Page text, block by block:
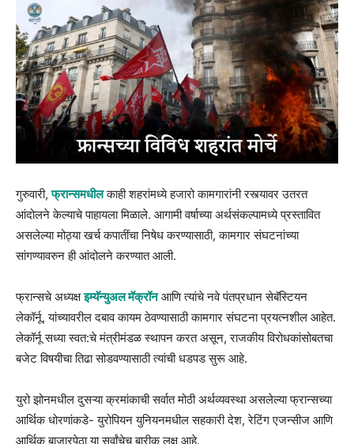
गुरुवारी,फ्रान्समधीलकाही शहरांमध्ये हजारो कामगारांनी रस्त्यावर उतरत
आंदोलने केल्याचे पाहायला मिळाले. आगामी वर्षाच्या अर्थसंकल्पामध्ये प्रस्तावित
असलेल्या मोठ्या खर्च कपातींचा निषेध करण्यासाठी, कामगार संघटनांच्या
सांगण्यावरुन ही आंदोलने करण्यात आली.
फ्रान्सचे अध्यक्षइम्यॅन्युअल मॅक्रॉनआणि त्यांचे नवे पंतप्रधान सेबॅस्टियन
लेकॉर्नू, यांच्यावरील दबाव कायम ठेवण्यासाठी कामगार संघटना प्रयत्नशील आहेत.
लेकॉर्नू सध्या स्वत:चे मंत्रीमंडळ स्थापन करत असून, राजकीय विरोधकांसोबतचा
बजेट विषयीचा तिढा सोडवण्यासाठी त्यांची धडपड सुरू आहे.
युरो झोनमधील दुसऱ्या क्रमांकाची सर्वात मोठी अर्थव्यवस्था असलेल्या फ्रान्सच्या
आर्थिक धोरणांकडे- युरोपियन युनियनमधील सहकारी देश, रेटिंग एजन्सीज आणि
आर्थिक बाजारपेठा या सर्वांचेच बारीक लक्ष आहे.